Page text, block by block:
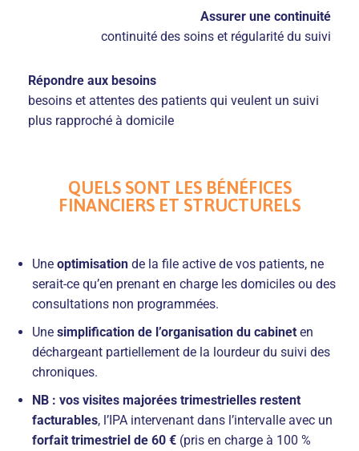
Assurer une continuité
continuité des soins et régularité du suivi
Répondre aux besoins
besoins et attentes des patients qui veulent un suivi
plus rapproché à domicile
QUELS SONT LES BÉNÉFICES
FINANCIERS ET STRUCTURELS
Une optimisation de la file active de vos patients, ne
serait-ce qu’en prenant en charge les domiciles ou des
consultations non programmées.
Une simplification de l’organisation du cabinet en
déchargeant partiellement de la lourdeur du suivi des
chroniques.
NB : vos visites majorées trimestrielles restent
facturables, l’IPA intervenant dans l’intervalle avec un
forfait trimestriel de 60 € (pris en charge à 100 %